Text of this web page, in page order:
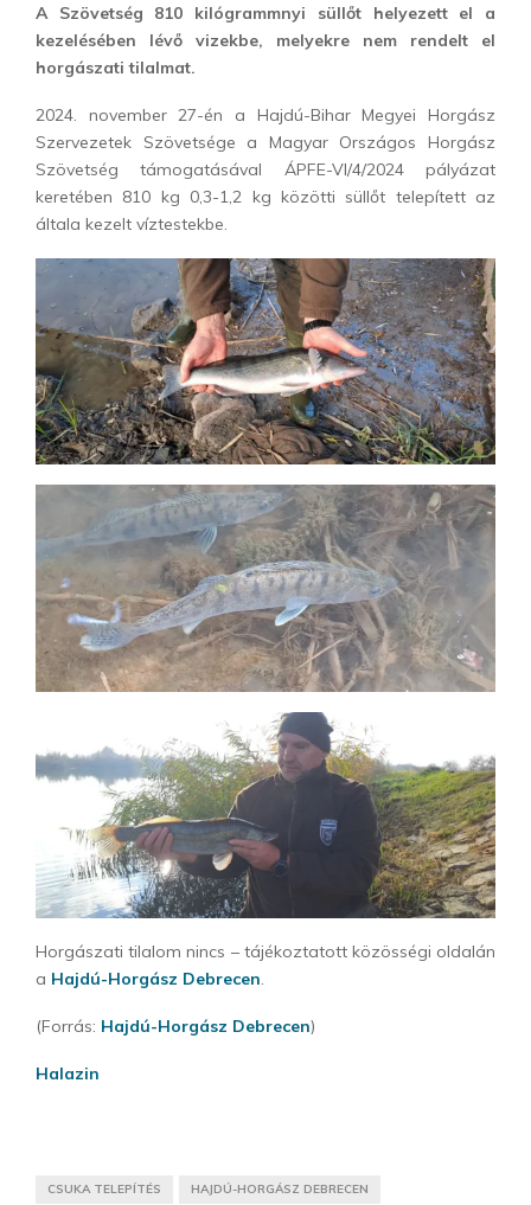
A Szövetség 810 kilógrammnyi süllőt helyezett el a
kezelésében lévő vizekbe, melyekre nem rendelt el
horgászati tilalmat.
2024. november 27-én a Hajdú-Bihar Megyei Horgász
Szervezetek Szövetsége a Magyar Országos Horgász
Szövetség támogatásával ÁPFE-VI/4/2024 pályázat
keretében 810 kg 0,3-1,2 kg közötti süllőt telepített az
általa kezelt víztestekbe.
Horgászati tilalom nincs – tájékoztatott közösségi oldalán
a Hajdú-Horgász Debrecen.
(Forrás: Hajdú-Horgász Debrecen)
Halazin
CSUKA TELEPÍTÉS HAJDÚ-HORGÁSZ DEBRECEN